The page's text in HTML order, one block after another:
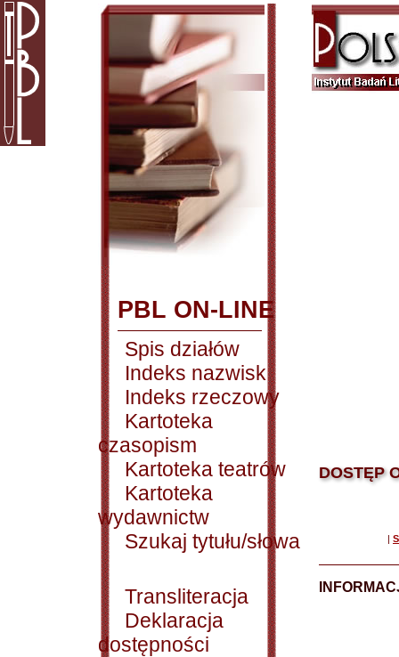
PBL ON-LINE
Spis działów
Indeks nazwisk
Indeks rzeczowy
Kartoteka
czasopism
Kartoteka teatrów
Kartoteka
wydawnictw
Szukaj tytułu/słowa
Transliteracja
Deklaracja
dostępności
DOSTĘP
|